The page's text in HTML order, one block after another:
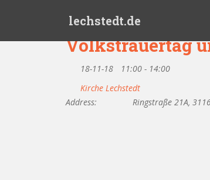
lechstedt.de
Volkstrauertag
18-11-18
11:00 - 14:00
Kirche Lechstedt
Address:
Ringstraße 21A,